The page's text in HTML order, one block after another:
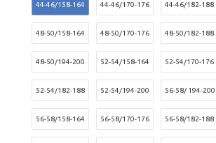
44-46/158-164 44-46/170-176 44-46/182-188
48-50/158-164 48-50/170-176 48-50/182-188
48-50/194-200 52-54/158-164 52-54/170-176
52-54/182-188 52-54/194-200 56-58/ 194-200
56-58/158-164 56-58/170-176 56-58/182-188